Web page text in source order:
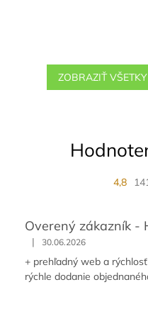
ZOBRAZIŤ
4,8
Overený zákazník -
| 30.06.2026
+ prehľadný web a
rýchle dodanie